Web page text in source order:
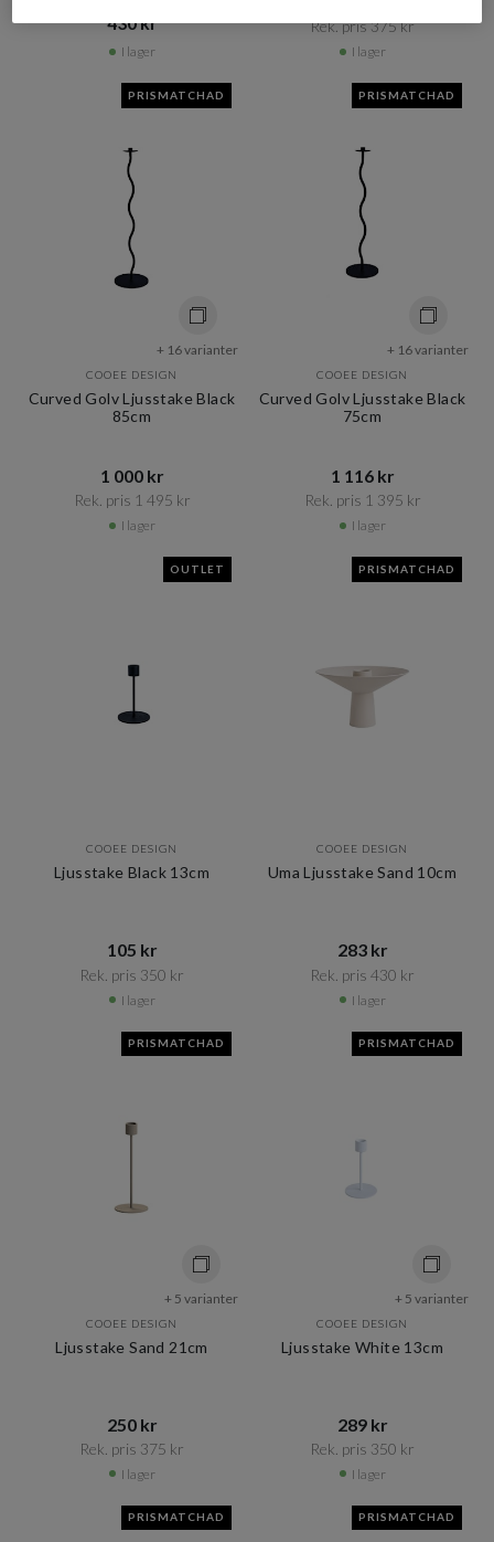
430 kr​​
I lager
Rek. pris 375 kr​​
I lager
PRISMATCHAD
+ 16 varianter
COOEE DESIGN
Curved Golv Ljusstake Black
85cm
1 000 kr​​
Rek. pris 1 495 kr​​
I lager
PRISMATCHAD
+ 16 varianter
COOEE DESIGN
Curved Golv Ljusstake Black
75cm
1 116 kr​​
Rek. pris 1 395 kr​​
I lager
OUTLET
COOEE DESIGN
Ljusstake Black 13cm
105 kr​​
Rek. pris 350 kr​​
I lager
PRISMATCHAD
COOEE DESIGN
Uma Ljusstake Sand 10cm
283 kr​​
Rek. pris 430 kr​​
I lager
PRISMATCHAD
+ 5 varianter
COOEE DESIGN
Ljusstake Sand 21cm
250 kr​​
Rek. pris 375 kr​​
I lager
PRISMATCHAD
+ 5 varianter
COOEE DESIGN
Ljusstake White 13cm
289 kr​​
Rek. pris 350 kr​​
I lager
PRISMATCHAD PRISMATCHAD